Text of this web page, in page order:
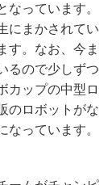
なっています。
にまかされてい
す。なお、今ま
るので少しずつ
カップの中型ロ
のロボットがな
っています。